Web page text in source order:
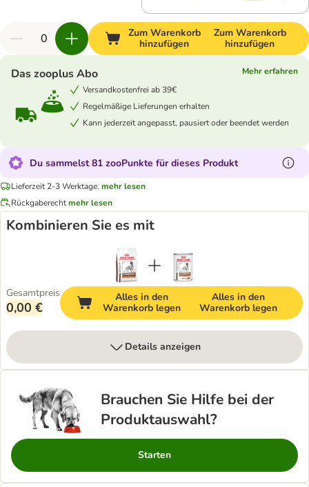
Zum Warenkorb
hinzufügen
Zum Warenkorb
hinzufügen
Das zooplus Abo
Mehr erfahren
Versandkostenfrei ab 39€
Regelmäßige Lieferungen erhalten
Kann jederzeit angepasst, pausiert oder beendet werden
Du sammelst 81 zooPunkte für dieses Produkt
Lieferzeit 2-3 Werktage. mehr lesen
Rückgaberechtmehr lesen
Kombinieren Sie es mit
Gesamtpreis
0,00 €
Alles in den
Warenkorb legen
Alles in den
Warenkorb legen
Details anzeigen
Brauchen Sie Hilfe bei der
Produktauswahl?
Starten